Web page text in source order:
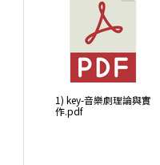
1) key-音樂劇理論與實
作.pdf